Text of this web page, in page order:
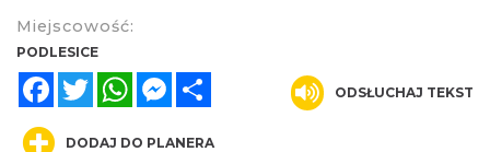
Miejscowość:
PODLESICE
FacebookTwitterWhatsAppMessenger
ODSŁUCHAJ TEKST
DODAJ DO PLANERA